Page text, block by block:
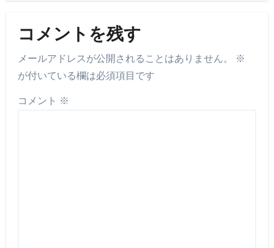
コメントを残す
メールアドレスが公開されることはありません。
※
が付いている欄は必須項目です
コメント ※